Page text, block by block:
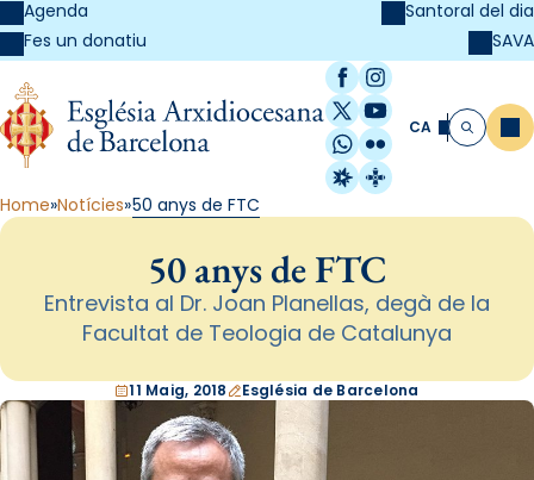
Agenda
Fes un donatiu
Santoral del dia
SAVA
Facebook
Instagram
X / Twitter
YouTube
WhatsApp
Flickr
Radio Estel
Catalunya
CA Cerca
Home Notícies 50 anys de FTC
50 anys de FTC
Entrevista al Dr. Joan Planellas, degà de la
Facultat de Teologia de Catalunya
11 Maig, 2018 Església de Barcelona